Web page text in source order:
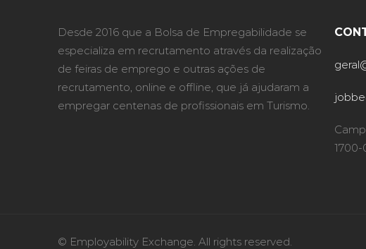
Desde 2016 que a Bolsa de Empregabilidade se
especializa em recrutamento através da realização
de feiras de emprego e outras ações de
recrutamento, online e offline, que já ajudaram a
empregar centenas de profissionais em Turismo.
© Employability Exchange. All rights reserved.